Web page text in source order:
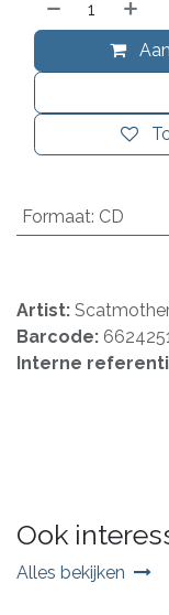
Formaat: CD
Artist:
Barcode:
Interne
Ook
Alles bekijken